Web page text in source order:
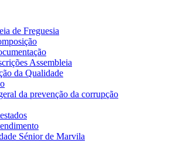
de Freguesia
Assembleia
da Qualidade
da prevenção da corrupção
Sénior de Marvila